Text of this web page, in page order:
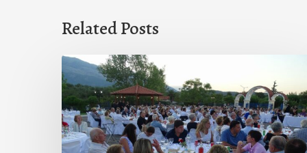
Related Posts
Πρόσκληση
προς
τους
Ομογενείς